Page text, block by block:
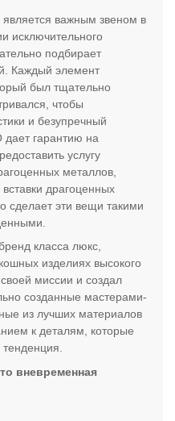
важным звеном в
исключительного
подбирает
Каждый элемент
был тщательно
чтобы
и безупречный
дает гарантию на
услугу
металлов,
драгоценных
сделает эти вещи такими
класса люкс,
изделиях высокого
миссии и создал
созданные мастерами-
из лучших материалов
к деталям, которые
вневременная